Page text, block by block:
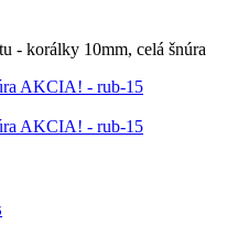
- korálky 10mm, celá šnúra